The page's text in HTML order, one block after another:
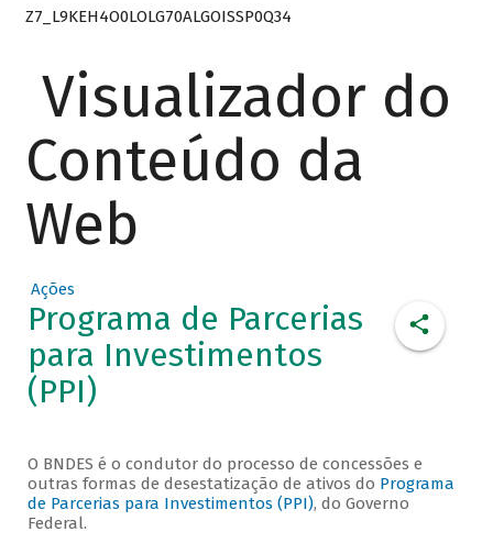
Z7_L9KEH4O0LOLG70ALGOISSP0Q34
Visualizador do
Conteúdo da
Web
Ações
Programa de Parcerias
para Investimentos
(PPI)
O BNDES é o condutor do processo de concessões e
outras formas de desestatização de ativos do Programa
de Parcerias para Investimentos (PPI), do Governo
Federal.